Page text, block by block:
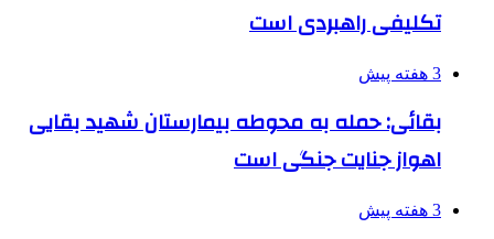
تکلیفی راهبردی است
3 هفته پیش
بقائی: حمله به محوطه بیمارستان شهید بقایی
اهواز جنایت جنگی است
3 هفته پیش